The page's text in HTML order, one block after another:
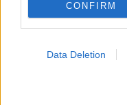
CONFIRM
Data Deletion
Κατάλογοι Υγείας
Εύρεση Ιατρού
Εφημερίες Φαρμακείων